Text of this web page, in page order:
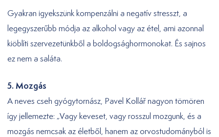
Gyakran igyekszünk kompenzálni a negatív stresszt, a
legegyszerűbb módja az alkohol vagy az étel, ami azonnal
kiöblíti szervezetünkből a boldogsághormonokat. És sajnos
ez nem a saláta.
5. Mozgás
A neves cseh gyógytornász, Pavel Kollář nagyon tömören
így jellemezte: „Vagy keveset, vagy rosszul mozgunk, és a
mozgás nemcsak az életből, hanem az orvostudományból is